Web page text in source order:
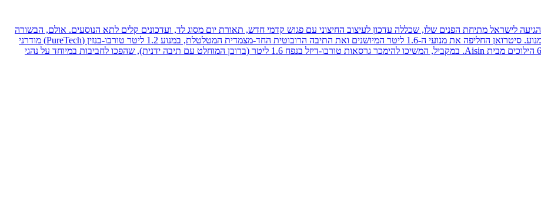
מיקרוואן בעל עיצוב קופסתי ייחודי שהוצג במקור ב-2009. בשנת 2013 הגיעה לישראל מתיחת הפנים שלו, שכללה עדכון לעיצוב החיצוני עם פגוש קדמי חדש, תאורת יום מסוג לד, ועדכונים קלים לתא הנוסעים. אולם, הבשורה
האמיתית של מתיחת הפנים הגיעה קצת מאוחר יותר ומתחת למכסה המנוע. סיטרואן החליפה את מנועי ה-1.6 ליטר המיושנים ואת התיבה הרובוטית החד-מצמדית המטלטלת, במנוע 1.2 ליטר טורבו-בנזין (PureTech) מודרני
(110 כ"ס) המשודך לתיבת הילוכים אוטומטית פלנטרית מצוינת בעלת 6 הילוכים מבית Aisin. במקביל, המשיכו להימכר גרסאות טורבו-דיזל בנפח 1.6 ליטר (ברובן המוחלט עם תיבה ידנית), שהפכו לחביבות במיוחד על נהגי